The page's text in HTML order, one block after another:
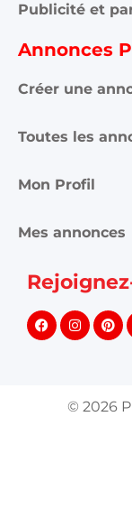
Publicité et
Annonces
Créer une
Toutes les
Mon Profil
Mes annonces
© 2026